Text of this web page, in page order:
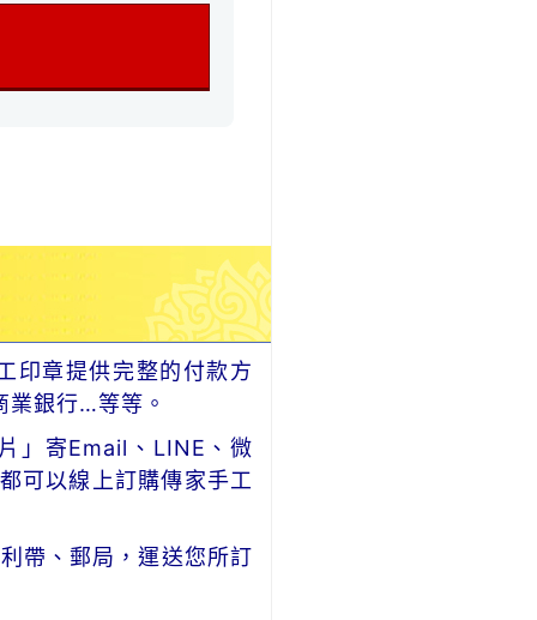
印章提供完整的付款方
業銀行…等等。
」寄Email、LINE、微
可以線上訂購傳家手工
帶、郵局，運送您所訂